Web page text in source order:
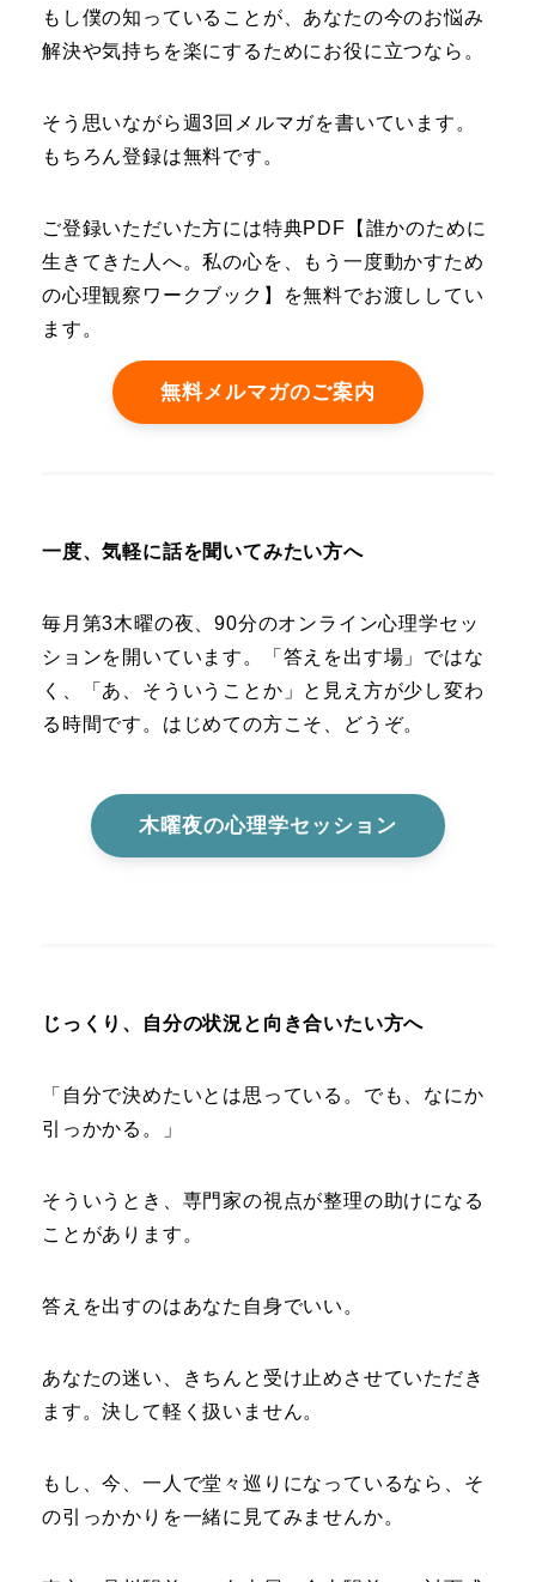
もし僕の知っていることが、あなたの今のお悩み
解決や気持ちを楽にするためにお役に立つなら。
そう思いながら週3回メルマガを書いています。
もちろん登録は無料です。
ご登録いただいた方には特典PDF【誰かのために
生きてきた人へ。私の心を、もう一度動かすため
の心理観察ワークブック】を無料でお渡ししてい
ます。
無料メルマガのご案内
一度、気軽に話を聞いてみたい方へ
毎月第3木曜の夜、90分のオンライン心理学セッ
ションを開いています。「答えを出す場」ではな
く、「あ、そういうことか」と見え方が少し変わ
る時間です。はじめての方こそ、どうぞ。
木曜夜の心理学セッション
じっくり、自分の状況と向き合いたい方へ
「自分で決めたいとは思っている。でも、なにか
引っかかる。」
そういうとき、専門家の視点が整理の助けになる
ことがあります。
答えを出すのはあなた自身でいい。
あなたの迷い、きちんと受け止めさせていただき
ます。決して軽く扱いません。
もし、今、一人で堂々巡りになっているなら、そ
の引っかかりを一緒に見てみませんか。